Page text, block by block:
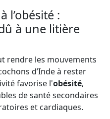
l’obésité :
à une litière
rendre les mouvements
d’Inde à rester
favorise l'obésité,
de santé secondaires
et cardiaques.